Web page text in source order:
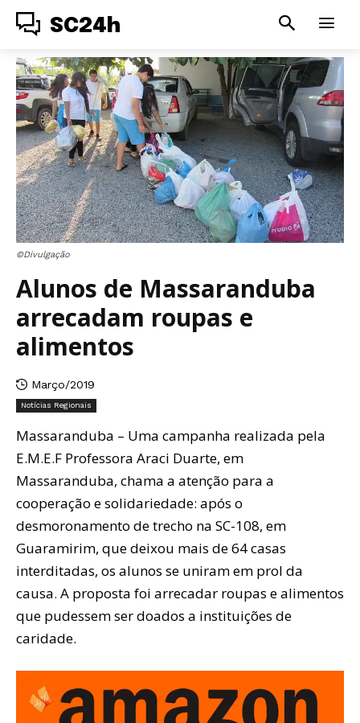
SC24h
©Divulgação
Alunos de Massaranduba
arrecadam roupas e
alimentos
Março/2019
Notícias Regionais
Massaranduba – Uma campanha realizada pela
E.M.E.F Professora Araci Duarte, em
Massaranduba, chama a atenção para a
cooperação e solidariedade: após o
desmoronamento de trecho na SC-108, em
Guaramirim, que deixou mais de 64 casas
interditadas, os alunos se uniram em prol da
causa. A proposta foi arrecadar roupas e alimentos
que pudessem ser doados a instituições de
caridade.